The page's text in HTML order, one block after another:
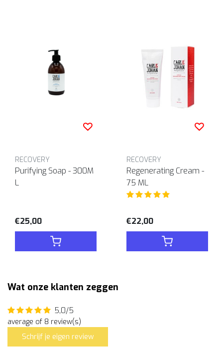
RECOVERY
Purifying Soap - 300M
L
€25,00
RECOVERY
Regenerating Cream -
75 ML
€22,00
Wat onze klanten zeggen
5,0/5
average of 8 review(s)
Schrijf je eigen review